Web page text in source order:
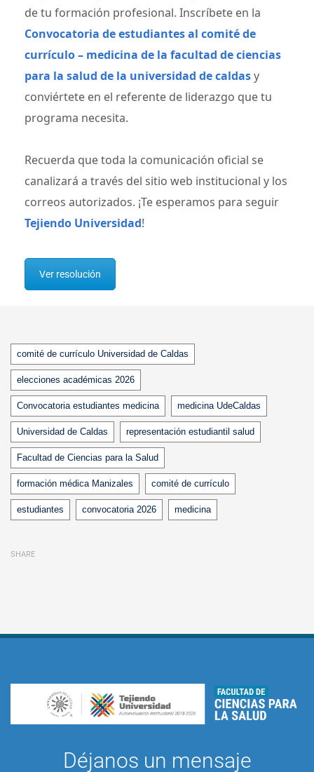
de tu formación profesional. Inscríbete en la
Convocatoria de estudiantes al comité de
currículo – medicina de la facultad de ciencias
para la salud de la universidad de caldasy
conviértete en el referente de liderazgo que tu
programa necesita.
Recuerda que toda la comunicación oficial se
canalizará a través del sitio web institucional y los
correos autorizados. ¡Te esperamos para seguir
Tejiendo Universidad!
Ver resolución
Tags
comité de currículo Universidad de Caldas
elecciones académicas 2026
Convocatoria estudiantes medicina medicina UdeCaldas
Universidad de Caldas representación estudiantil salud
Facultad de Ciencias para la Salud
formación médica Manizales comité de currículo
estudiantes convocatoria 2026 medicina
SHARE
Déjanos un mensaje